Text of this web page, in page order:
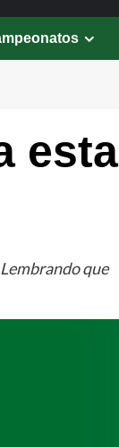
esta
que